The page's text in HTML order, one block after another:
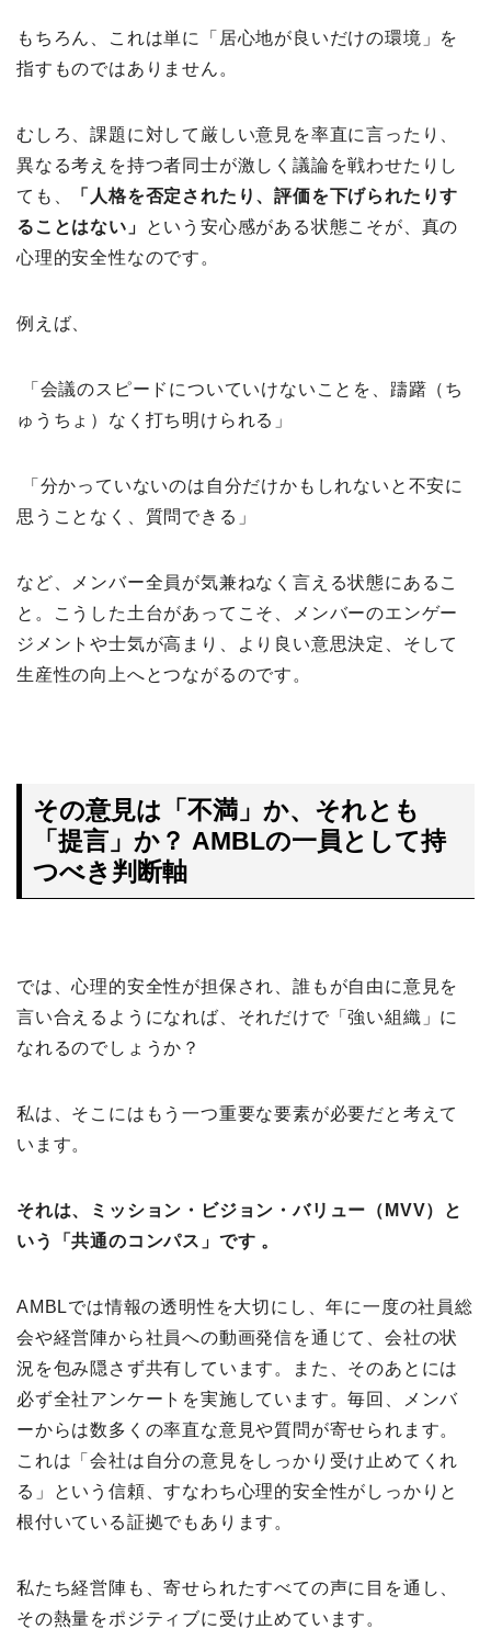
もちろん、これは単に「居心地が良いだけの環境」を
指すものではありません。
むしろ、課題に対して厳しい意見を率直に言ったり、
異なる考えを持つ者同士が激しく議論を戦わせたりし
ても、
「人格を否定されたり、評価を下げられたりす
ることはない」
という安心感がある状態こそが、真の
心理的安全性なのです。
例えば、
「会議のスピードについていけないことを、躊躇（ち
ゅうちょ）なく打ち明けられる」
「分かっていないのは自分だけかもしれないと不安に
思うことなく、質問できる」
など、メンバー全員が気兼ねなく言える状態にあるこ
と。こうした土台があってこそ、メンバーのエンゲー
ジメントや士気が高まり、より良い意思決定、そして
生産性の向上へとつながるのです。
その意見は「不満」か、それとも
「提言」か？ AMBLの一員として持
つべき判断軸
では、心理的安全性が担保され、誰もが自由に意見を
言い合えるようになれば、それだけで「強い組織」に
なれるのでしょうか？
私は、そこにはもう一つ重要な要素が必要だと考えて
います。
それは、ミッション・ビジョン・バリュー（MVV）と
いう「共通のコンパス」です 。
AMBLでは情報の透明性を大切にし、年に一度の社員総
会や経営陣から社員への動画発信を通じて、会社の状
況を包み隠さず共有しています。また、そのあとには
必ず全社アンケートを実施しています。毎回、メンバ
ーからは数多くの率直な意見や質問が寄せられます。
これは「会社は自分の意見をしっかり受け止めてくれ
る」という信頼、すなわち心理的安全性がしっかりと
根付いている証拠でもあります。
私たち経営陣も、寄せられたすべての声に目を通し、
その熱量をポジティブに受け止めています。